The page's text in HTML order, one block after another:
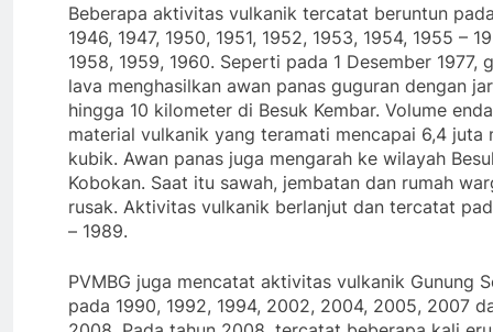
Beberapa aktivitas vulkanik tercatat beruntun
1946, 1947, 1950, 1951, 1952, 1953, 1954, 1955 –
1958, 1959, 1960. Seperti pada 1 Desember 1977,
lava menghasilkan awan panas guguran dengan
hingga 10 kilometer di Besuk Kembar. Volume
material vulkanik yang teramati mencapai 6,4 juta
kubik. Awan panas juga mengarah ke wilayah
Kobokan. Saat itu sawah, jembatan dan rumah
rusak. Aktivitas vulkanik berlanjut dan tercatat
– 1989.
PVMBG juga mencatat aktivitas vulkanik Gunung
pada 1990, 1992, 1994, 2002, 2004, 2005, 2007